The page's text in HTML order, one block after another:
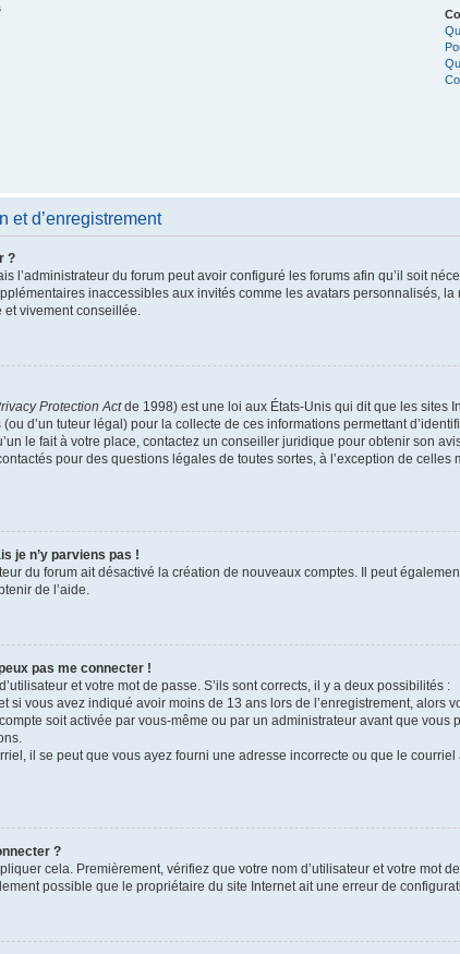
et d’enregistrement
?
l’administrateur du forum peut avoir configuré les forums afin qu’il soit
inaccessibles aux invités comme les avatars personnalisés,
et vivement conseillée.
Protection Actde 1998) est une loi aux États-Unis qui dit que les sites
d’un tuteur légal) pour la collecte de ces informations permettant
le fait à votre place, contactez un conseiller juridique pour obtenir son
pour des questions légales de toutes sortes, à l’exception de
je n’y parviens pas !
du forum ait désactivé la création de nouveaux comptes. Il peut
de l’aide.
pas me connecter !
et votre mot de passe. S’ils sont corrects, il y a deux possibilités :
si vous avez indiqué avoir moins de 13 ans lors de l’enregistrement,
soit activée par vous-même ou par un administrateur avant que
il se peut que vous ayez fourni une adresse incorrecte ou que le
?
cela. Premièrement, vérifiez que votre nom d’utilisateur et votre mot
possible que le propriétaire du site Internet ait une erreur de